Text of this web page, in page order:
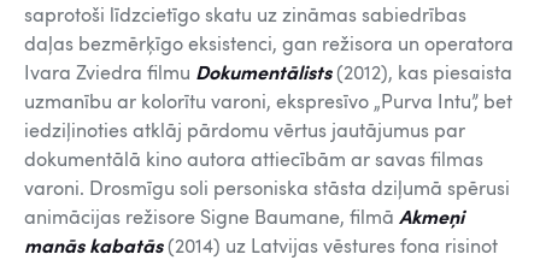
saprotoši līdzcietīgo skatu uz zināmas sabiedrības
daļas bezmērķīgo eksistenci, gan režisora un operatora
Ivara Zviedra filmu Dokumentālists(2012), kas piesaista
uzmanību ar kolorītu varoni, ekspresīvo „Purva Intu”, bet
iedziļinoties atklāj pārdomu vērtus jautājumus par
dokumentālā kino autora attiecībām ar savas filmas
varoni. Drosmīgu soli personiska stāsta dziļumā spērusi
animācijas režisore Signe Baumane, filmā Akmeņi
manās kabatās(2014) uz Latvijas vēstures fona risinot